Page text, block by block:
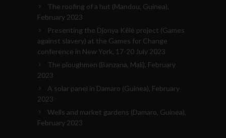
The roofing of a hut (Mandou, Guinea),
February 2023
Presenting the Djonya Kêlè project (Games
against slavery) at the Games for Change
conference in New York, 17-20 July 2023
The ploughmen (Banzana, Mali), February
2023
A solar panel in Damaro (Guinea), February
2023
Wells and market gardens (Damaro, Guinea),
February 2023